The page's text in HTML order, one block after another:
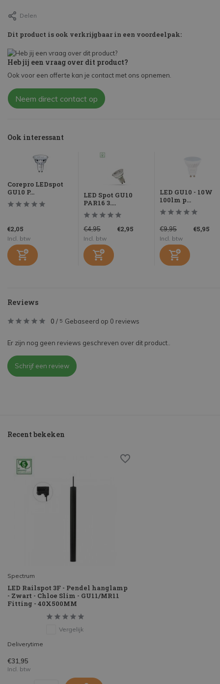
Delen
Dit product is ook verkrijgbaar in een voordeelpak:
Heb jij een vraag over dit product?
Ook voor een offerte kan je contact met ons opnemen.
Neem direct contact op
Ook interessant
Corepro LEDspot
GU10 P...
€2,05
Incl. btw
LED Spot GU10
PAR16 3....
€4,95 €2,95
Incl. btw
LED GU10 - 10W
100lm p...
€9,95 €5,95
Incl. btw
Reviews
0 / 5 Gebaseerd op 0 reviews
Er zijn nog geen reviews geschreven over dit product..
Schrijf een review
Recent bekeken
Spectrum
LED Railspot 3F - Pendel hanglamp
- Zwart - Chloe Slim - GU11/MR11
Fitting - 40X500MM
Vergelijk
Deliverytime
€31,95
Incl. btw